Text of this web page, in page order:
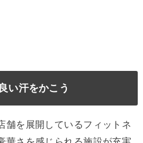
い汗をかこう
舗を展開しているフィットネ